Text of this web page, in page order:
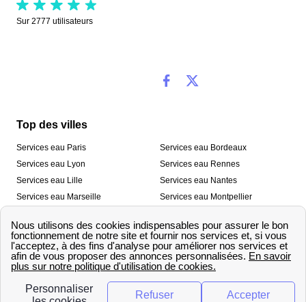
Sur 2777 utilisateurs
Top des villes
Services eau Paris
Services eau Lyon
Services eau Lille
Services eau Marseille
Services eau Toulon
Services eau Bordeaux
Services eau Rennes
Services eau Nantes
Services eau Montpellier
Services eau Strasbourg
Nos outils
🛁 Simulateur consommation eau
💧 Comparer les fournisseurs
d’eau